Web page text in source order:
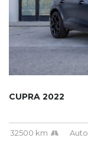
CUPRA 2022
32500 km Auto.